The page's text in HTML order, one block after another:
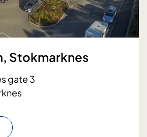
Stokmarknes
gate 3